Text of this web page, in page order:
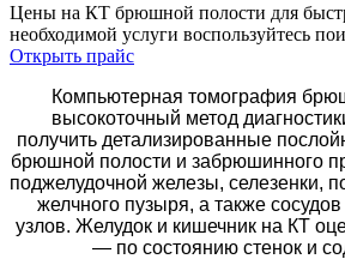
Цены на КТ брюшной полости для
необходимой услуги воспользуйтесь
Открыть прайс
Компьютерная томография
высокоточный метод
получить детализированные
брюшной полости и забрюшинного
поджелудочной железы, селезенки,
желчного пузыря, а также
узлов. Желудок и кишечник на КТ
— по состоянию стенок и